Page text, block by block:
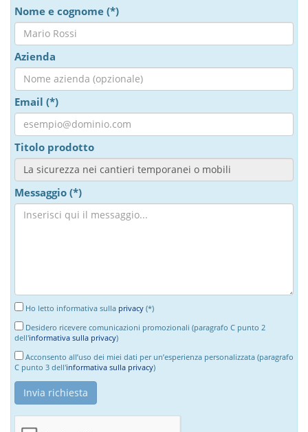
Nome e cognome (*)
Azienda
Email (*)
Titolo prodotto
Messaggio (*)
Ho letto informativa sulla privacy (*)
Desidero ricevere comunicazioni promozionali (paragrafo C punto 2
dell'informativa sulla privacy)
Acconsento all’uso dei miei dati per un’esperienza personalizzata (paragrafo
C punto 3 dell'informativa sulla privacy)